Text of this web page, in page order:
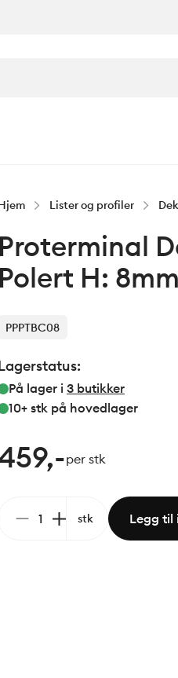
Lister og profiler
Proterminal
Polert H:
PPPTBC08
På lager i 3 butikker
10+ stk på hovedlager
per stk
stk Legg til